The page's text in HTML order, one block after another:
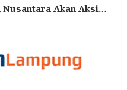
Akan Aksi…